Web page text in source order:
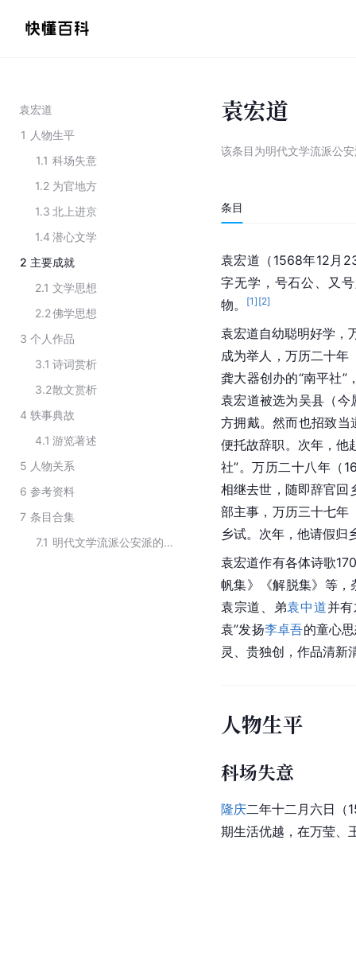
袁宏道
1 人物生平
1.1 科场失意
1.2 为官地方
1.3 北上进京
1.4 潜心文学
2 主要成就
2.1 文学思想
2.2佛学思想
3 个人作品
3.1 诗词赏析
3.2散文赏析
4 轶事典故
4.1 游览著述
5 人物关系
6 参考资料
7 条目合集
7.1
明代文学流派公安派的代表人物
袁宏道
该条目为明代文学流派公
条目
袁宏道（1568年12月
字无学，号石公、又
物。
[1] [2]
袁宏道自幼聪明好学，
成为举人，万历二十
龚大器创办的“南平社
袁宏道被选为吴县（
方拥戴。然而也招致当
便托故辞职。次年，他
社”。万历二十八年（
相继去世，随即辞官回
部主事，万历三十七年
乡试。次年，他请假归
袁宏道作有各体诗歌
帆集》《解脱集》等
袁宗道、弟袁中道并
袁”发扬李卓吾的童心
灵、贵独创，作品清新
人物生平
科场失意
隆庆二年十二月六日（
期生活优越，在万莹、